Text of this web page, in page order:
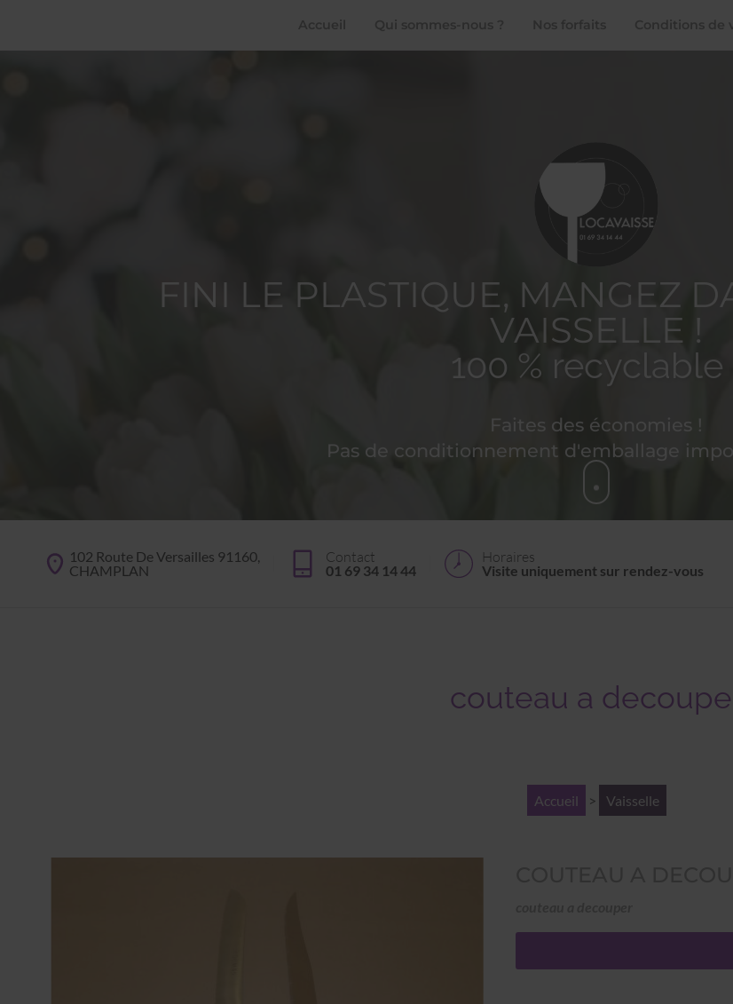
FINI LE PLASTIQUE, MANGEZ
VAISSELLE !
100 % recyclable
Faites des économies !
Pas de conditionnement d'emballage
102 Route De Versailles 91160,
CHAMPLAN
Contact
01 69 34 14 44
Horaires
Visite uniquement sur rendez-vous
couteau a
Accueil > Vaisselle